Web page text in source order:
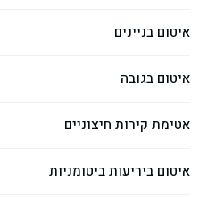
איטום בניינים
איטום בגובה
אטימת קירות חיצוניים
איטום ביריעות ביטומניות